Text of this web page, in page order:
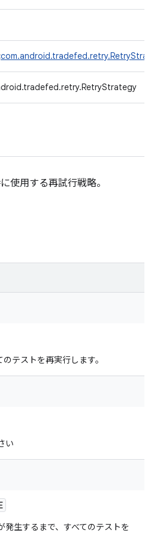
使用する再試行戦略。
テストを再実行します。
い
発生するまで、すべてのテストを